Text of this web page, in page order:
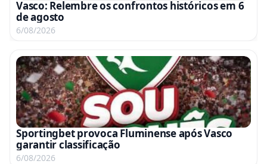
Vasco: Relembre os confrontos históricos em 6
de agosto
6/08/2026
Sportingbet provoca Fluminense após Vasco
garantir classificação
6/08/2026